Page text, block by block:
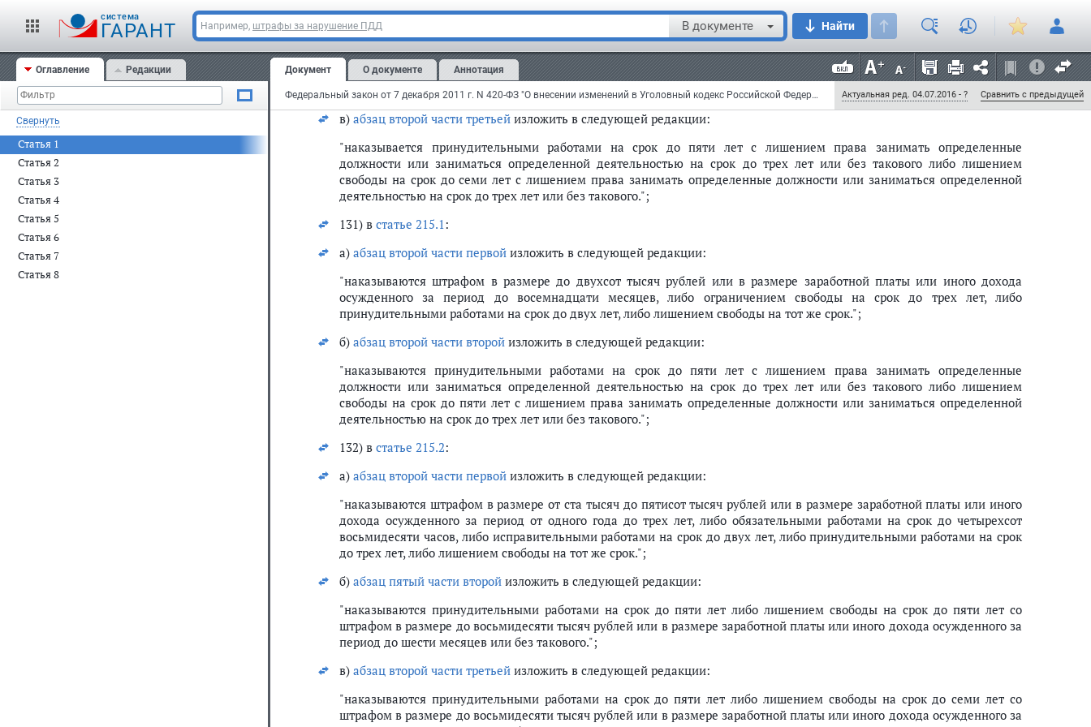
cистема
ГАРАНТ Например, штрафы за нарушение ПДД В документе Найти
Оглавление Редакции
Свернуть
Статья 1
Статья 2
Статья 3
Статья 4
Статья 5
Статья 6
Статья 7
Статья 8
Документ О документе Аннотация
Федеральный закон от 7 декабря 2011 г. N 420-ФЗ "О внесении изменений в Уголовный кодекс Российской Федерации и отдельные законодательные акты Российской Федерации" (с изменениями и дополнениями) Актуальная ред. 04.07.2016 - ? Сравнить с предыдущей
б)абзац второй части второйизложить в следующей редакции:
"наказывается принудительными работами на срок до пяти лет с лишением права занимать определенные
должности или заниматься определенной деятельностью на срок до трех лет или без такового либо лишением
свободы на срок до пяти лет с лишением права занимать определенные должности или заниматься определенной
деятельностью на срок до трех лет или без такового.";
в) абзац второй части третьей изложить в следующей редакции:
"наказывается принудительными работами на срок до пяти лет с лишением права занимать определенные
должности или заниматься определенной деятельностью на срок до трех лет или без такового либо лишением
свободы на срок до семи лет с лишением права занимать определенные должности или заниматься определенной
деятельностью на срок до трех лет или без такового.";
131) в статье 215.1:
а) абзац второй части первой изложить в следующей редакции:
"наказываются штрафом в размере до двухсот тысяч рублей или в размере заработной платы или иного дохода
осужденного за период до восемнадцати месяцев, либо ограничением свободы на срок до трех лет, либо
принудительными работами на срок до двух лет, либо лишением свободы на тот же срок.";
б) абзац второй части второй изложить в следующей редакции:
"наказываются принудительными работами на срок до пяти лет с лишением права занимать определенные
должности или заниматься определенной деятельностью на срок до трех лет или без такового либо лишением
свободы на срок до пяти лет с лишением права занимать определенные должности или заниматься определенной
деятельностью на срок до трех лет или без такового.";
132) в статье 215.2:
а) абзац второй части первой изложить в следующей редакции:
"наказываются штрафом в размере от ста тысяч до пятисот тысяч рублей или в размере заработной платы или иного
дохода осужденного за период от одного года до трех лет, либо обязательными работами на срок до четырехсот
восьмидесяти часов, либо исправительными работами на срок до двух лет, либо принудительными работами на срок
до трех лет, либо лишением свободы на тот же срок.";
б) абзац пятый части второй изложить в следующей редакции:
"наказываются принудительными работами на срок до пяти лет либо лишением свободы на срок до пяти лет со
штрафом в размере до восьмидесяти тысяч рублей или в размере заработной платы или иного дохода осужденного за
период до шести месяцев или без такового.";
в) абзац второй части третьей изложить в следующей редакции:
"наказываются принудительными работами на срок до пяти лет либо лишением свободы на срок до семи лет со
штрафом в размере до восьмидесяти тысяч рублей или в размере заработной платы или иного дохода осужденного за